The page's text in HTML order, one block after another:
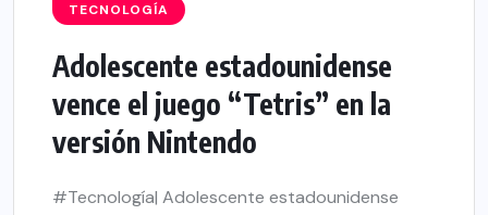
TECNOLOGÍA
Adolescente estadounidense
vence el juego “Tetris” en la
versión Nintendo
#Tecnología| Adolescente estadounidense